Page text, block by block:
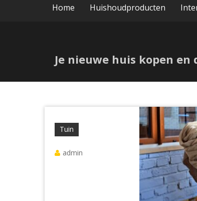
Home Huishoudproducten
Je nieuwe huis kopen
Tuin
admin